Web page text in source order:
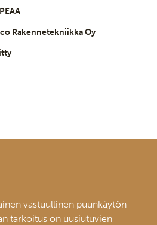
Rakennetekniikka Oy
vastuullinen puunkäytön
tarkoitus on uusiutuvien